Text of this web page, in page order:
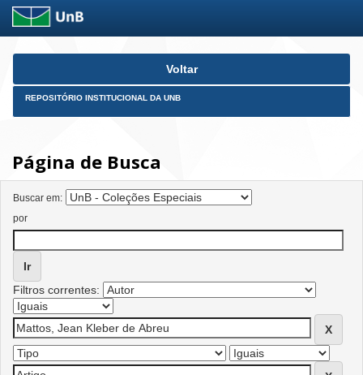
Skip
Voltar
REPOSITÓRIO INSTITUCIONAL DA UNB
Página de Busca
Buscar em:
por
Filtros correntes: